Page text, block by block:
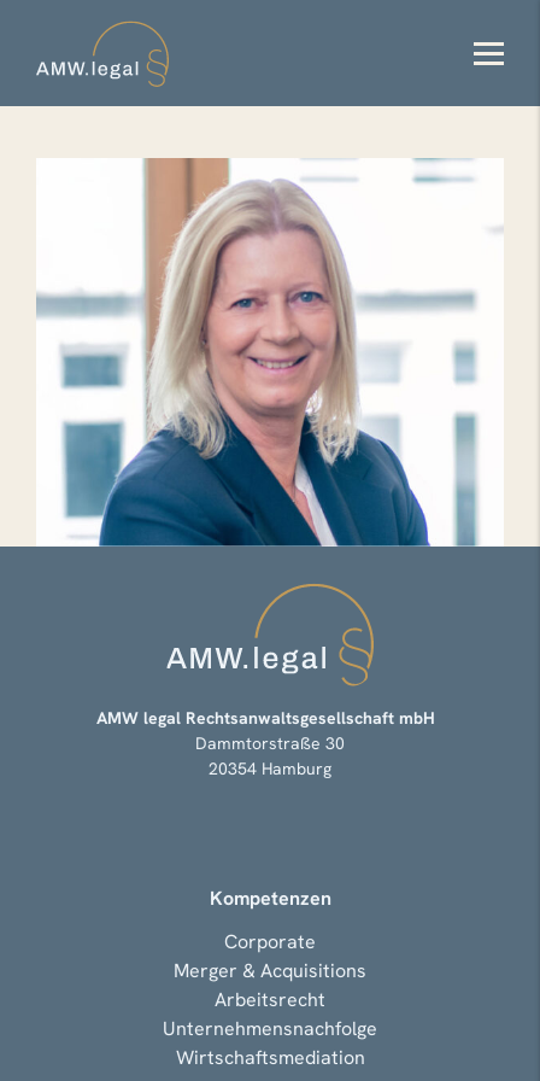
AMW legal Rechtsanwaltsgesellschaft mbH
Dammtorstraße 30
20354 Hamburg
Kompetenzen
Corporate
Merger & Acquisitions
Arbeitsrecht
Unternehmensnachfolge
Wirtschaftsmediation